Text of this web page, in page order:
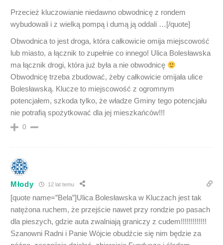
Przecież kluczowianie niedawno obwodnicę z rondem
wybudowali i z wielką pompą i dumą ją oddali …[/quote]
Obwodnica to jest droga, która całkowicie omija miejscowość
lub miasto, a łącznik to zupełnie co innego! Ulica Bolesławska
ma łącznik drogi, która już była a nie obwodnicę
Obwodnicę trzeba zbudować, żeby całkowicie omijała ulice
Bolesławską. Klucze to miejscowość z ogromnym
potencjałem, szkoda tylko, że władze Gminy tego potencjału
nie potrafią spożytkować dla jej mieszkańców!!!
0
Młody 12 lat temu
[quote name=”Bela”]Ulica Bolesławska w Kluczach jest tak
natężona ruchem, że przejście nawet przy rondzie po pasach
dla pieszych, gdzie auta zwalniają graniczy z cudem!!!!!!!!!!!!!
Szanowni Radni i Panie Wójcie obudźcie się nim będzie za